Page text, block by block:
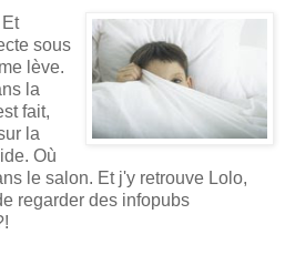
sous
lève.
la
fait,
la
Où
le salon. Et j'y retrouve Lolo,
regarder des infopubs